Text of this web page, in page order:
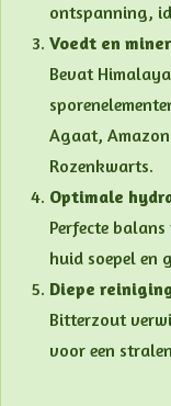
ontspanning,
Voedt en
Bevat
Agaat,
Rozenkwarts.
Optimale
Perfecte
huid soepel en
Diepe
Bitterzout
voor een